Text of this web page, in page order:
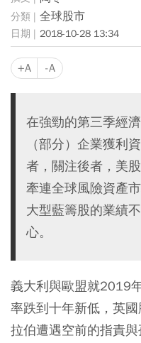
全球股市
2018-10-28 13:34
+A -A
在強勁的第三季經
（部分）企業獲利
者，關注後者，美
牽連全球風險資產
大型藍籌股的業績
心。
義大利與歐盟就2019
率跌到十年新低， 英國
拉伯遭遇空前的指責